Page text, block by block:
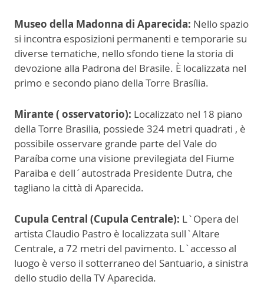
Museo della Madonna di Aparecida: Nello spazio
si incontra esposizioni permanenti e temporarie su
diverse tematiche, nello sfondo tiene la storia di
devozione alla Padrona del Brasile. È localizzata nel
primo e secondo piano della Torre Brasília.
Mirante ( osservatorio): Localizzato nel 18 piano
della Torre Brasilia, possiede 324 metri quadrati , è
possibile osservare grande parte del Vale do
Paraíba come una visione previlegiata del Fiume
Paraiba e dell´autostrada Presidente Dutra, che
tagliano la città di Aparecida.
Cupula Central (Cupula Centrale): L`Opera del
artista Claudio Pastro è localizzata sull`Altare
Centrale, a 72 metri del pavimento. L`accesso al
luogo è verso il sotterraneo del Santuario, a sinistra
dello studio della TV Aparecida.